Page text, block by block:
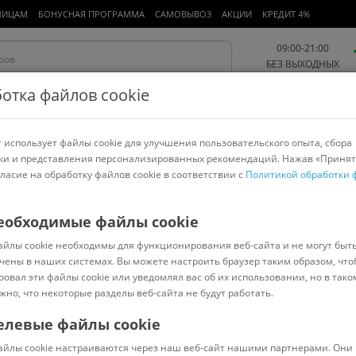
БОНУСНАЯ ПРОГРАММА САМОВЫВОЗ АКЦИИ КРЕДИТ 4%
09:00-21:00
БЕЗ ВЫХОДНЫХ
Работа и офис Авто и мото Детям и мамам Красота и
спорт
файлов cookie
файлы cookie для улучшения пользовательского опыта, сбора
и представления персонализированных рекомендаций. Нажав
на обработку файлов cookie в соответствии с Политикой обработки
файлы cookie
cookie необходимы для функционирования веб-сайта и не могут
в наших системах. Вы можете настроить браузер таким образом,
эти файлы cookie или уведомлял вас об их использовании, но в
что некоторые разделы веб-сайта не будут работать.
файлы cookie
cookie настраиваются через наш веб-сайт нашими партнерами. Они